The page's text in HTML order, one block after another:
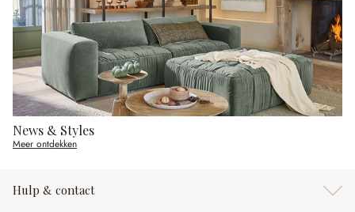
News & Styles
Meer ontdekken
Hulp & contact